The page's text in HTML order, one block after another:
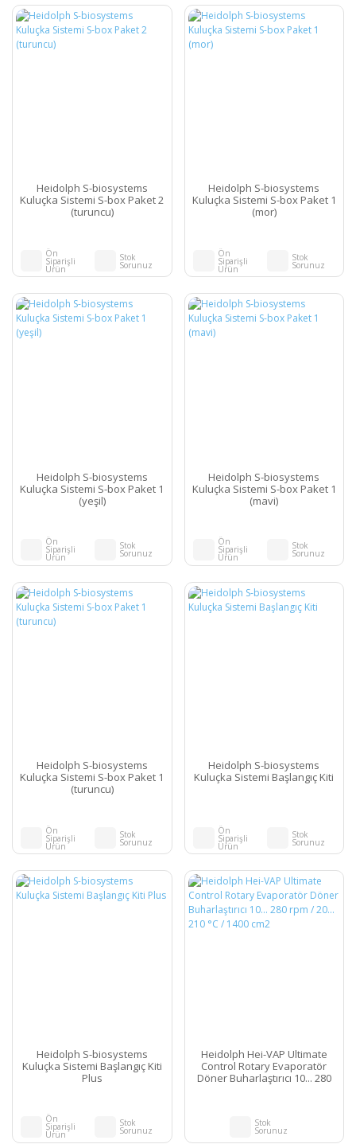
Heidolph S-biosystems
Kuluçka Sistemi S-box Paket 2
(turuncu)
Ön
Siparişli
Ürün
Stok
Sorunuz
Heidolph S-biosystems
Kuluçka Sistemi S-box Paket 1
(mor)
Ön
Siparişli
Ürün
Stok
Sorunuz
Heidolph S-biosystems
Kuluçka Sistemi S-box Paket 1
(yeşil)
Ön
Siparişli
Ürün
Stok
Sorunuz
Heidolph S-biosystems
Kuluçka Sistemi S-box Paket 1
(mavi)
Ön
Siparişli
Ürün
Stok
Sorunuz
Heidolph S-biosystems
Kuluçka Sistemi S-box Paket 1
(turuncu)
Ön
Siparişli
Ürün
Stok
Sorunuz
Heidolph S-biosystems
Kuluçka Sistemi Başlangıç Kiti
Ön
Siparişli
Ürün
Stok
Sorunuz
Heidolph S-biosystems
Kuluçka Sistemi Başlangıç Kiti
Plus
Ön
Siparişli
Ürün
Stok
Sorunuz
Heidolph Hei-VAP Ultimate
Control Rotary Evaporatör
Döner Buharlaştırıcı 10... 280
Stok
Sorunuz